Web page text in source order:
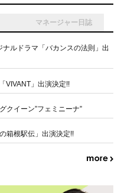
マネージャー日誌
ナルドラマ「バカンスの法則」出
VIVANT」出演決定!!
クイーン”フェミニーナ”
箱根駅伝」出演決定!!